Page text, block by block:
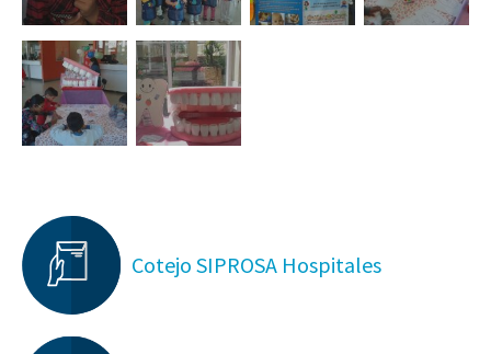
Cotejo SIPROSA Hospitales